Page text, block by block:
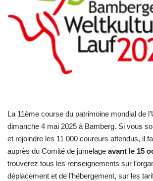
La 11ème course du patrimoine mondial de
dimanche 4 mai 2025 à Bamberg. Si vous
et rejoindre les 11 000 coureurs attendus, il
auprès du Comité de jumelage avant le 15
trouverez tous les renseignements sur
déplacement et de l’hébergement, sur les